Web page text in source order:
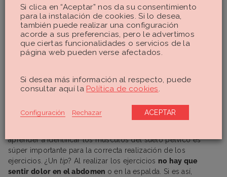
Si no lo consigues a la primera, tranquila. Es cuestión de
tiempo y práctica.
Respiración
Respira de manera natural,no aguantes el aire.
Conocer bien la musculatura
aprender a identificar los músculos del suelo pélvico es
súper importante para la correcta realización de los
ejercicios. ¿Un tip? Al realizar los ejercicios no hay que
sentir dolor en el abdomen o en la espalda. Si es así,
Si clica en “Aceptar” nos da su consentimiento
para la instalación de cookies. Si lo desea,
también puede realizar una configuración
acorde a sus preferencias, pero le advertimos
que ciertas funcionalidades o servicios de la
página web pueden verse afectados.
Si desea más información al respecto, puede
consultar aquí la Política de cookies
Configuración Rechazar ACEPTAR